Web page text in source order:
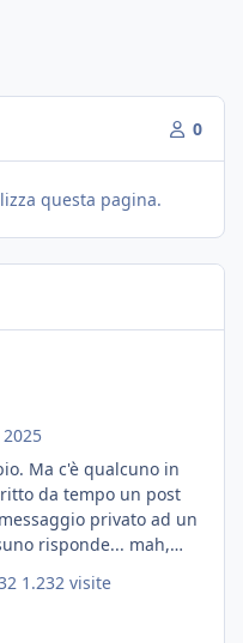
0
questa pagina.
Ma c'è qualcuno in
da tempo un post
privato ad un
risponde... mah,
1.232 visite